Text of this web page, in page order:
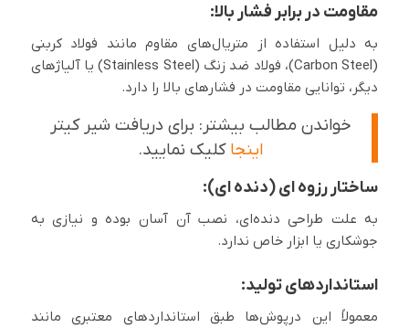
مقاومت در برابر فشار بالا:
به دلیل استفاده از متریال‌های مقاوم مانند فولاد کربنی
(Carbon Steel)، فولاد ضد زنگ (Stainless Steel) یا آلیاژهای
دیگر، توانایی مقاومت در فشارهای بالا را دارد.
خواندن مطالب بیشتر: برای دریافت شیر کیتر
اینجا کلیک نمایید.
ساختار رزوه ای (دنده ای):
به علت طراحی دنده‌ای، نصب آن آسان بوده و نیازی به
جوشکاری یا ابزار خاص ندارد.
استانداردهای تولید:
معمولاً این درپوش‌ها طبق استانداردهای معتبری مانند